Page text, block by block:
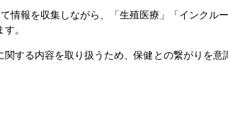
報を収集しながら、「生殖医療」「インクル
。
する内容を取り扱うため、保健との繋がりを意